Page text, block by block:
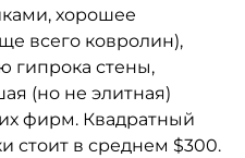
хорошее
всего ковролин),
гипрока стены,
(но не элитная)
фирм. Квадратный
стоит в среднем $300.